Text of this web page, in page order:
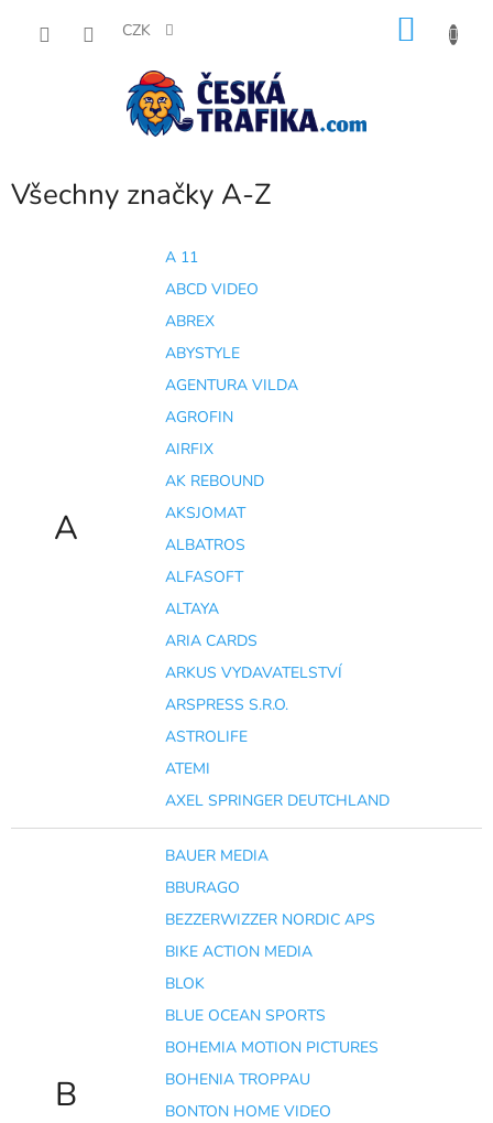
CZK
Všechny značky A-Z
A
A 11
ABCD VIDEO
ABREX
ABYSTYLE
AGENTURA VILDA
AGROFIN
AIRFIX
AK REBOUND
AKSJOMAT
ALBATROS
ALFASOFT
ALTAYA
ARIA CARDS
ARKUS VYDAVATELSTVÍ
ARSPRESS S.R.O.
ASTROLIFE
ATEMI
AXEL SPRINGER DEUTCHLAND
B
BAUER MEDIA
BBURAGO
BEZZERWIZZER NORDIC APS
BIKE ACTION MEDIA
BLOK
BLUE OCEAN SPORTS
BOHEMIA MOTION PICTURES
BOHENIA TROPPAU
BONTON HOME VIDEO